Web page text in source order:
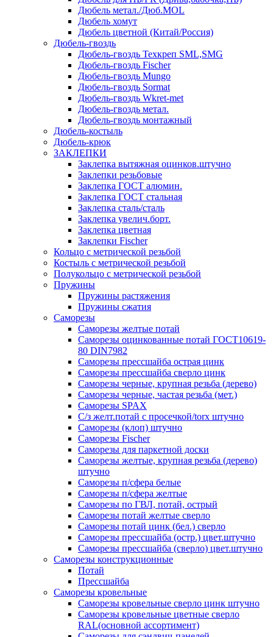
Дюбель метал./Дюб.MOL
Дюбель хомут
Дюбель цветной (Китай/Россия)
Дюбель-гвоздь
Дюбель-гвоздь Техкреп SML,SMG
Дюбель-гвоздь Fischer
Дюбель-гвоздь Mungo
Дюбель-гвоздь Sormat
Дюбель-гвоздь Wkret-met
Дюбель-гвоздь метал.
Дюбель-гвоздь монтажный
Дюбель-костыль
Дюбель-крюк
ЗАКЛЕПКИ
Заклепка вытяжная оцинков.штучно
Заклепки резьбовые
Заклепка ГОСТ алюмин.
Заклепка ГОСТ стальная
Заклепка сталь/сталь
Заклепка увелич.борт.
Заклепка цветная
Заклепки Fischer
Кольцо с метрической резьбой
Костыль с метрической резьбой
Полукольцо с метрической резьбой
Пружины
Пружины растяжения
Пружины сжатия
Саморезы
Саморезы желтые потай
Саморезы оцинкованные потай ГОСТ10619-
80 DIN7982
Саморезы прессшайба острая цинк
Саморезы прессшайба сверло цинк
Саморезы черные, крупная резьба (дерево)
Саморезы черные, частая резьба (мет.)
Cаморезы SPAX
С/з желт.потай с просечкой/torx штучно
Саморезы (клоп) штучно
Саморезы Fischer
Саморезы для паркетной доски
Саморезы желтые, крупная резьба (дерево)
штучно
Саморезы п/сфера белые
Саморезы п/сфера желтые
Саморезы по ГВЛ, потай, острый
Саморезы потай желтые сверло
Саморезы потай цинк (бел.) сверло
Саморезы прессшайба (остр.) цвет.штучно
Саморезы прессшайба (сверло) цвет.штучно
Саморезы конструкционные
Потай
Прессшайба
Саморезы кровельные
Саморезы кровельные сверло цинк штучно
Саморезы кровельные цветные сверло
RAL(основной ассортимент)